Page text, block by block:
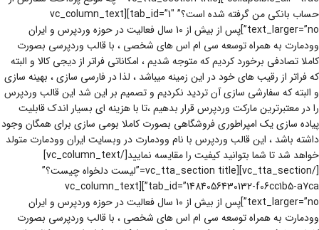
حساب بانکی من گرفته شده است؟” tab_id=”1″][vc_column_text
text_larger=”no”]پس از بیش از 10 سال فعالیت در حوزه وردپرس و ایران
وودمارت به همراه توسعه سی ام اس های شخصی ، با قالب وردپرسی بصورت
کاملا تصادفی برخورد کردیم که متوجه شدیم ، امکاناتی فراتر از دیجی کالا و البته
که فراتر از رقیب های خود در این زمینه میباشد ، لذا در فارسی سازی ، بهینه سازی
و البته که سفارشی سازی آن تردید نکردیم و تصمیم بر این شد این قالب وردپرس
را در معتبرترین مارکت وردپرس قرار بدهیم ،تا با هزینه ای بسیار اندک قابلیت
پیاده سازی یک امپراطوری فروشگاهی بصورت کاملا بومی سازی برای همگان وجود
داشته باشد ، این قالب وردپرس با نام وودمارت در وبسایت ایران وودمارت متولد
خواهد شد تا شما بتوانید کیفیت را مقایسه نمایید[/vc_column_text]
[/vc_tta_section][vc_tta_section title=”لیست دلخواه چیست؟”
tab_id=”1484056430132-f06cc1b5-a7ca”][vc_column_text
text_larger=”no”]پس از بیش از 10 سال فعالیت در حوزه وردپرس و ایران
وودمارت به همراه توسعه سی ام اس های شخصی ، با قالب وردپرسی بصورت